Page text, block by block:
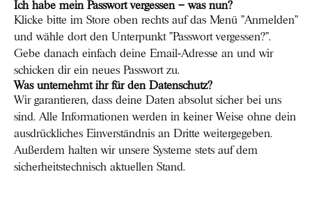
Ich habe mein Passwort vergessen – was nun?
Klicke bitte im Store oben rechts auf das Menü "Anmelden"
und wähle dort den Unterpunkt "Passwort vergessen?".
Gebe danach einfach deine Email-Adresse an und wir
schicken dir ein neues Passwort zu.
Was unternehmt ihr für den Datenschutz?
Wir garantieren, dass deine Daten absolut sicher bei uns
sind. Alle Informationen werden in keiner Weise ohne dein
ausdrückliches Einverständnis an Dritte weitergegeben.
Außerdem halten wir unsere Systeme stets auf dem
sicherheitstechnisch aktuellen Stand.